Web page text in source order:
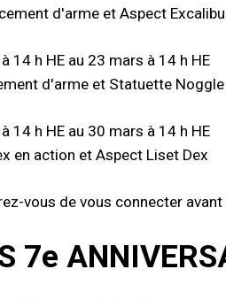
d'arme et Aspect
14 h HE au 23 mars à 14 h HE
d'arme et Statuette
14 h HE au 30 mars à 14 h HE
en action et Aspect Liset Dex
vous de vous connecter
7e